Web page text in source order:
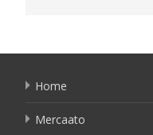
Home
Mercaato